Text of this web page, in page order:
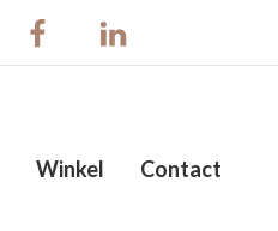
Winkel Contact